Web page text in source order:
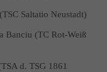
Saltatio Neustadt)
Banciu (TC Rot-Weiß
d. TSG 1861